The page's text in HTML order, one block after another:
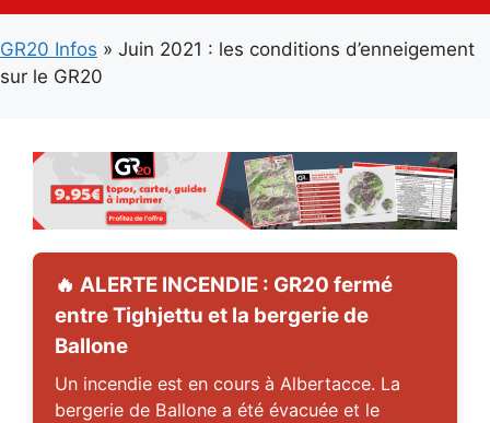
GR20 Infos » Juin 2021 : les conditions d’enneigement
sur le GR20
🔥 ALERTE INCENDIE : GR20 fermé
entre Tighjettu et la bergerie de
Ballone
Un incendie est en cours à Albertacce. La
bergerie de Ballone a été évacuée et le